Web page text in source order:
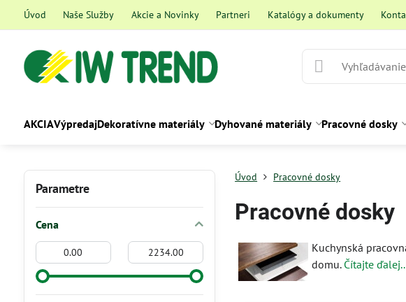
Úvod Naše Služby Akcie a Novinky Partneri Katalógy a dokumenty
AKCIAVýpredajDekoratívne materiály Dyhované materiály Pracovné dosky
Úvod Pracovné dosky
Pracovné dosky
Kuchynská
domu. Čítajte
Parametre
Cena
Od:
Do: